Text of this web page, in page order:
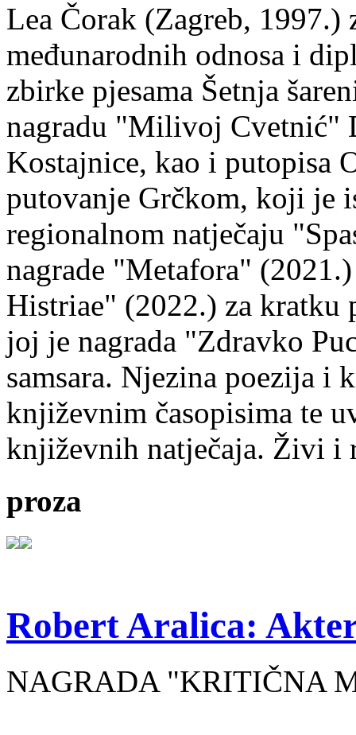
Lea Čorak (Zagreb,
međunarodnih odnosa i
zbirke pjesama Šetnja
nagradu "Milivoj Cvetnić"
Kostajnice, kao i putopisa
putovanje Grčkom, koji je
regionalnom natječaju
nagrade "Metafora"
Histriae" (2022.) za kratku
joj je nagrada "Zdravko
samsara. Njezina poezija i
književnim časopisima te
književnih natječaja. Živi i
proza
Robert Aralica:
NAGRADA "KRITIČNA